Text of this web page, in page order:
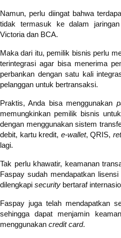
Namun, perlu diingat bahwa
tidak termasuk ke dalam
Victoria dan BCA.
Maka dari itu, pemilik bisnis perlu
terintegrasi agar bisa menerima
perbankan dengan satu kali
pelanggan untuk bertransaksi.
Praktis, Anda bisa menggunakan
memungkinkan pemilik bisnis
dengan menggunakan sistem
debit, kartu kredit, e-wallet, QRIS,
lagi.
Tak perlu khawatir, keamanan
Faspay sudah mendapatkan
dilengkapi security bertaraf
Faspay juga telah mendapatkan
sehingga dapat menjamin
menggunakan credit card.